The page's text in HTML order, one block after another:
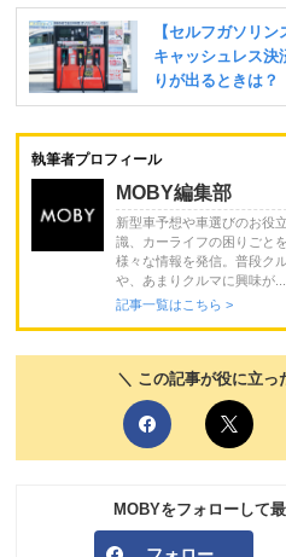
執筆者プロフィール
MOBY編集部
新型車予想や車選びのお役
識、カーライフの困りごと
様々な情報を発信。普段ク
や、あまりクルマに興味が...
記事一覧はこちら >
＼ この記事が役に立っ
MOBYをフォローして